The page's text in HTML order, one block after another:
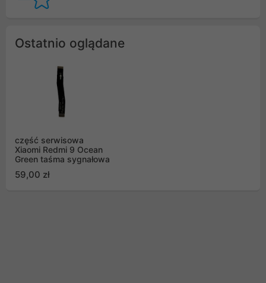
Ostatnio oglądane
część serwisowa
Xiaomi Redmi 9 Ocean
Green taśma sygnałowa
59,00 zł